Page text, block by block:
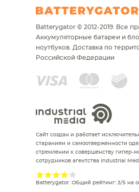
Batterygator © 2012-2019. Все
Аккумуляторные батареи и
ноутбуков. Доставка по
Российской Федерации
Сайт создан и работает
стараниям и самоотверженности
стремлении к совершенству гипер-
сотрудников агентства Industrial
Batterygator. Общий рейтинг: 3/5 на